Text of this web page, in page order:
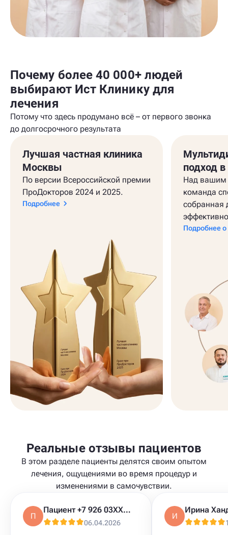
Почему более 40 000+ людей
выбирают Ист Клинику для
лечения
Потому что здесь продумано всё – от первого звонка
до долгосрочного результата
Лучшая частная клиника
Москвы
По версии Всероссийской премии
ПроДокторов 2024 и 2025.
Подробнее
подход
Над вашим
команда
собранная
Подробнее о
Реальные отзывы пациентов
В этом разделе пациенты делятся своим опытом
лечения, ощущениями во время процедур и
изменениями в самочувствии.
П
Пациент +7 926 03XXXXX
06.04.2026
И
Ирина